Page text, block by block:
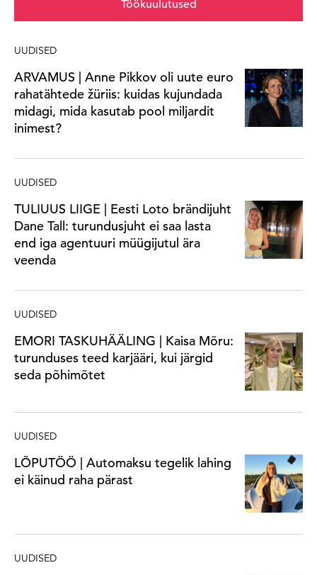
Töökuulutused
UUDISED
ARVAMUS | Anne Pikkov oli uute euro
rahatähtede žüriis: kuidas kujundada
midagi, mida kasutab pool miljardit
inimest?
UUDISED
TULIUUS LIIGE | Eesti Loto brändijuht
Dane Tall: turundusjuht ei saa lasta
end iga agentuuri müügijutul ära
veenda
UUDISED
EMORI TASKUHÄÄLING | Kaisa Mõru:
turunduses teed karjääri, kui järgid
seda põhimõtet
UUDISED
LÕPUTÖÖ | Automaksu tegelik lahing
ei käinud raha pärast
UUDISED